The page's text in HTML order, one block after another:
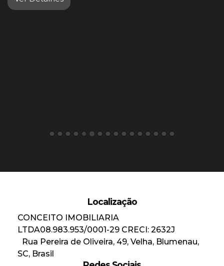
Localização
CONCEITO IMOBILIARIA
LTDA08.983.953/0001-29 CRECI: 2632J
Rua Pereira de Oliveira, 49, Velha, Blumenau,
SC, Brasil